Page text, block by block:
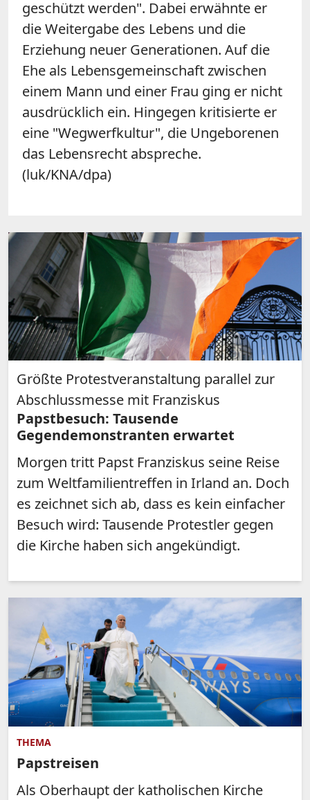
geschützt werden". Dabei erwähnte er
die Weitergabe des Lebens und die
Erziehung neuer Generationen. Auf die
Ehe als Lebensgemeinschaft zwischen
einem Mann und einer Frau ging er nicht
ausdrücklich ein. Hingegen kritisierte er
eine "Wegwerfkultur", die Ungeborenen
das Lebensrecht abspreche.
(luk/KNA/dpa)
Größte Protestveranstaltung parallel zur
Abschlussmesse mit Franziskus
Papstbesuch: Tausende
Gegendemonstranten erwartet
Morgen tritt Papst Franziskus seine Reise
zum Weltfamilientreffen in Irland an. Doch
es zeichnet sich ab, dass es kein einfacher
Besuch wird: Tausende Protestler gegen
die Kirche haben sich angekündigt.
THEMA
Papstreisen
Als Oberhaupt der katholischen Kirche